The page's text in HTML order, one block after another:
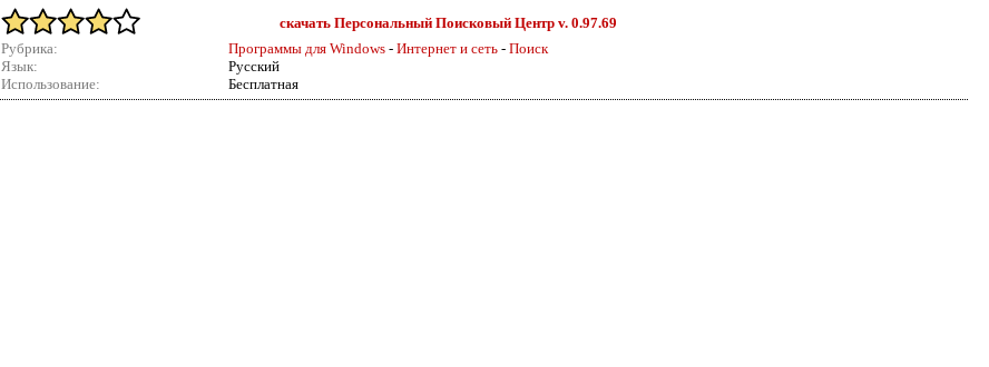
скачать Персональный Поисковый Центр v. 0.97.69
Рубрика:
Программы для Windows - Интернет и сеть - Поиск
Язык:
Русский
Использование:
Бесплатная